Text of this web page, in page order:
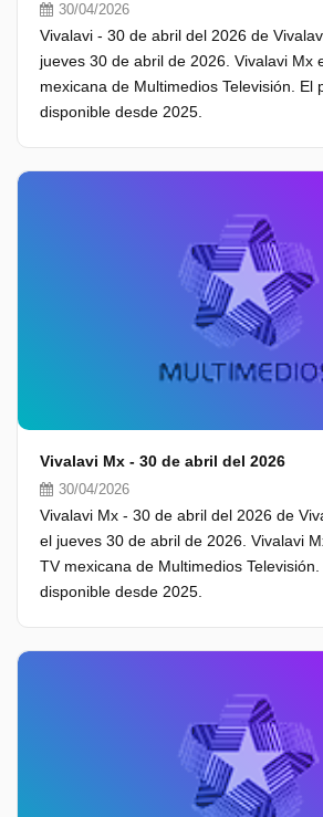
30/04/2026
Vivalavi - 30 de abril del 2026 de
jueves 30 de abril de 2026. Vivalavi Mx
mexicana de Multimedios Televisión. El
disponible desde 2025.
Vivalavi Mx - 30 de abril del 2026
30/04/2026
Vivalavi Mx - 30 de abril del 2026 de
el jueves 30 de abril de 2026. Vivalavi
TV mexicana de Multimedios
disponible desde 2025.